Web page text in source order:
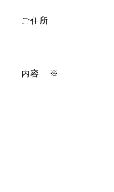
ご住所
内容 ※